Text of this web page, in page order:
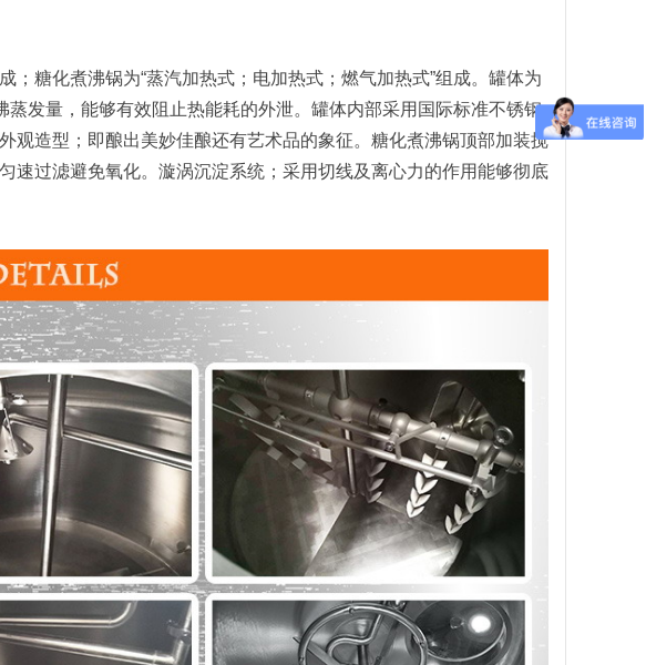
糖化煮沸锅为“蒸汽加热式；电加热式；燃气加热式”组成。罐体为
发量，能够有效阻止热能耗的外泄。罐体内部采用国际标准不锈钢
观造型；即酿出美妙佳酿还有艺术品的象征。糖化煮沸锅顶部加装搅
速过滤避免氧化。漩涡沉淀系统；采用切线及离心力的作用能够彻底